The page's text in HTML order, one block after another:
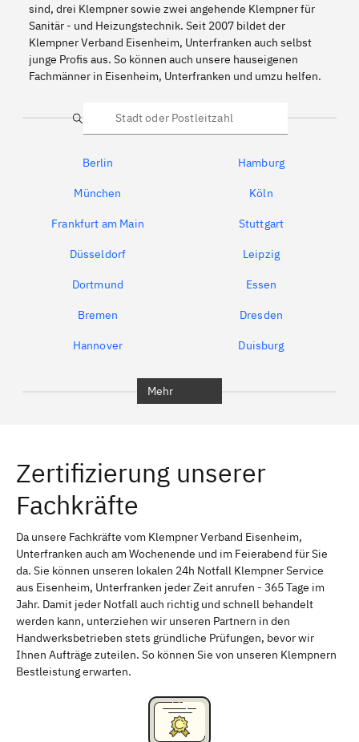
sind, drei Klempner sowie zwei angehende Klempner für
Sanitär - und Heizungstechnik. Seit 2007 bildet der
Klempner Verband Eisenheim, Unterfranken auch selbst
junge Profis aus. So können auch unsere hauseigenen
Fachmänner in Eisenheim, Unterfranken und umzu helfen.
Suche
Berlin Hamburg
München Köln
Frankfurt am Main Stuttgart
Düsseldorf Leipzig
Dortmund Essen
Bremen Dresden
Hannover Duisburg
Erlangen Bamberg
Bayreuth
Schweinfurt Passau
Freising Rudelsdorf, Mittelfranken
Mehr
Zertifizierung unserer
Fachkräfte
Da unsere Fachkräfte vom Klempner Verband Eisenheim,
Unterfranken auch am Wochenende und im Feierabend für Sie
da. Sie können unseren lokalen 24h Notfall Klempner Service
aus Eisenheim, Unterfranken jeder Zeit anrufen - 365 Tage im
Jahr. Damit jeder Notfall auch richtig und schnell behandelt
werden kann, unterziehen wir unseren Partnern in den
Handwerksbetrieben stets gründliche Prüfungen, bevor wir
Ihnen Aufträge zuteilen. So können Sie von unseren Klempnern
Bestleistung erwarten.